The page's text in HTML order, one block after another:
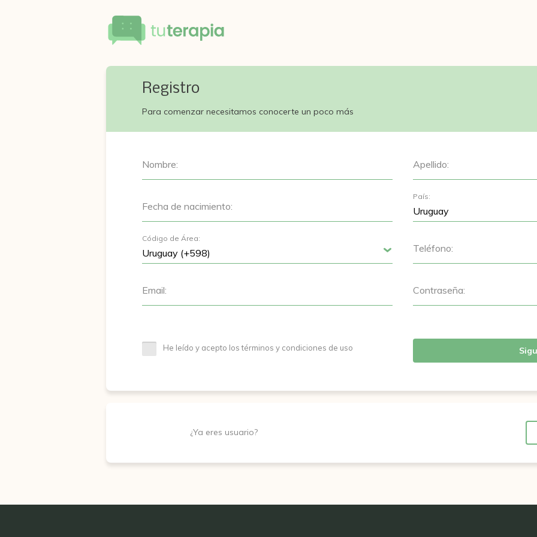
Registro
Para comenzar necesitamos conocerte un poco más
Nombre: Apellido:
Fecha de nacimiento:
País:
Código de Área:
Teléfono:
Email: Contraseña:
He leído y acepto los términos y condiciones de uso
¿Ya eres usuario?